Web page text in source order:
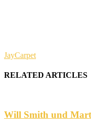
JayCarpet
RELATED ARTICLES
Will Smith und